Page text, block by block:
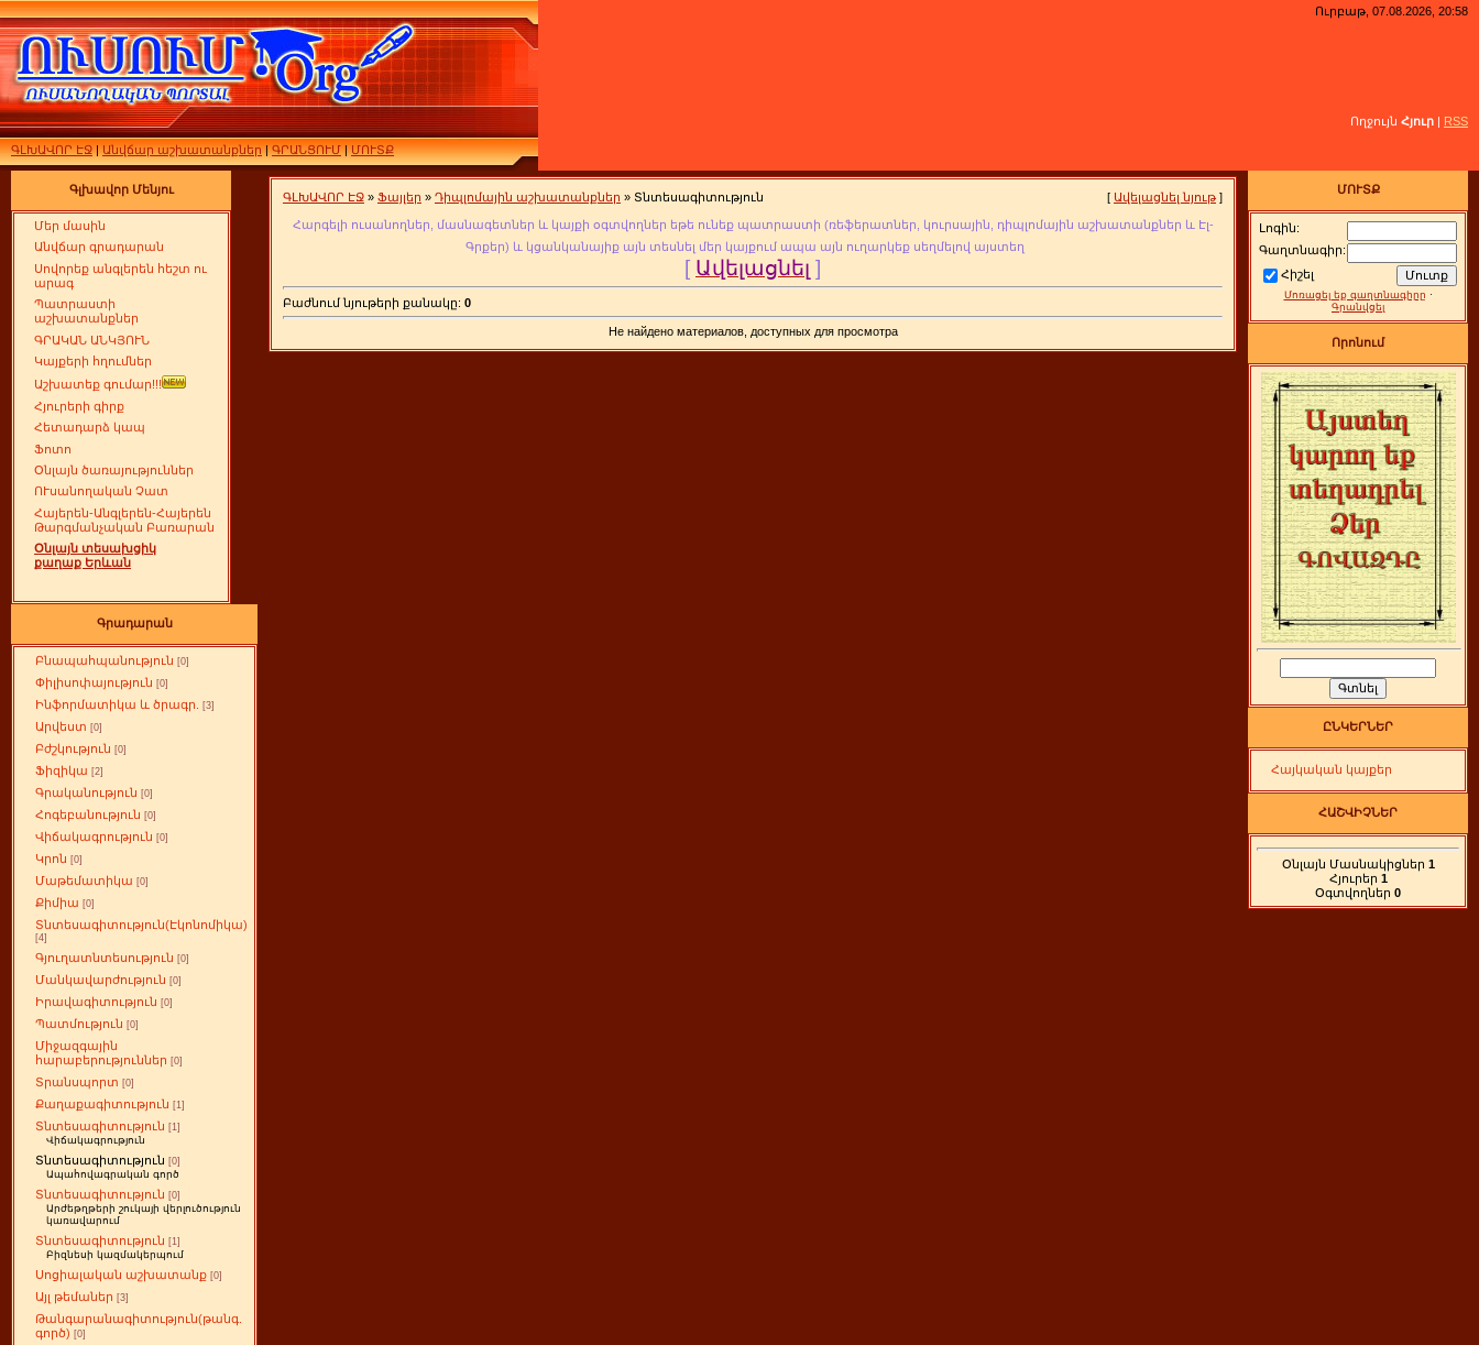
ԳԼԽԱՎՈՐ ԷՋ|Անվճար աշխատանքներ|ԳՐԱՆՑՈՒՄ|ՄՈՒՏՔ
Ուրբաթ, 07.08.2026, 20:58
Ողջույն Հյուր | RSS
Գլխավոր Մենյու
Մեր մասին
Անվճար գրադարան
Սովորեք անգլերեն հեշտ ու
արագ
Պատրաստի
աշխատանքներ
ԳՐԱԿԱՆ ԱՆԿՅՈՒՆ
Կայքերի հղումներ
Աշխատեք գումար!!!
Հյուրերի գիրք
Հետադարձ կապ
Ֆոտո
Օնլայն ծառայություններ
ՈՒսանողական Չատ
Հայերեն-Անգլերեն-Հայերեն
Թարգմանչական Բառարան
Օնլայն տեսախցիկ
քաղաք Երևան
Գրադարան
Բնապահպանություն [0]
Փիլիսոփայություն [0]
Ինֆորմատիկա և ծրագր. [3]
Արվեստ [0]
Բժշկություն [0]
Ֆիզիկա [2]
Գրականություն [0]
Հոգեբանություն [0]
Վիճակագրություն [0]
Կրոն [0]
Մաթեմատիկա [0]
Քիմիա [0]
Տնտեսագիտություն(Էկոնոմիկա)
[4]
Գյուղատնտեսություն [0]
Մանկավարժություն [0]
Իրավագիտություն [0]
Պատմություն [0]
Միջազգային
հարաբերություններ [0]
Տրանսպորտ [0]
Քաղաքագիտություն [1]
Տնտեսագիտություն [1]
Վիճակագրություն
Տնտեսագիտություն [0]
Ապահովագրական գործ
Տնտեսագիտություն [0]
Արժեթղթերի շուկայի վերլուծություն
կառավարում
Տնտեսագիտություն [1]
Բիզնեսի կազմակերպում
Սոցիալական աշխատանք [0]
Այլ թեմաներ [3]
Թանգարանագիտություն(թանգ.
գործ) [0]
ԳԼԽԱՎՈՐ ԷՋ » Ֆայլեր » Դիպլոմային աշխատանքներ » Տնտեսագիտություն [ Ավելացնել նյութ ]
Հարգելի ուսանողներ, մասնագետներ և կայքի օգտվողներ եթե ունեք պատրաստի (ռեֆերատներ, կուրսային, դիպլոմային աշխատանքներ և Էլ-
Գրքեր) և կցանկանայիք այն տեսնել մեր կայքում ապա այն ուղարկեք սեղմելով այստեղ
[ Ավելացնել ]
Բաժնում նյութերի քանակը: 0
Не найдено материалов, доступных для просмотра
ՄՈՒՏՔ
Լոգին:
Գաղտնագիր:
Հիշել
Մոռացել եք գաղտնագիրը ·
Գրանվցել
Որոնում
ԸՆԿԵՐՆԵՐ
Հայկական կայքեր
ՀԱՇՎԻՉՆԵՐ
Օնլայն Մասնակիցներ 1
Հյուրեր 1
Օգտվողներ 0